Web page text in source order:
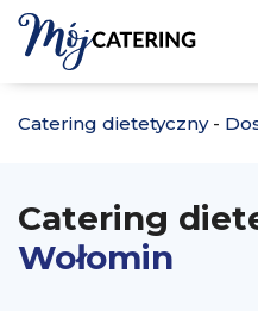
Catering dietetyczny-
Catering
Wołomin